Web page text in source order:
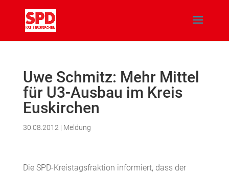
Uwe Schmitz: Mehr Mittel
für U3-Ausbau im Kreis
Euskirchen
30.08.2012 | Meldung
Die SPD-Kreistagsfraktion informiert, dass der